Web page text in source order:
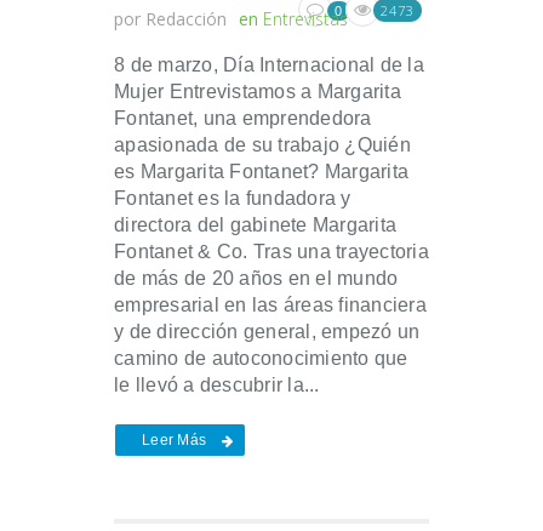
por Redacción en Entrevistas
0 2473
8 de marzo, Día Internacional de la
Mujer Entrevistamos a Margarita
Fontanet, una emprendedora
apasionada de su trabajo ¿Quién
es Margarita Fontanet? Margarita
Fontanet es la fundadora y
directora del gabinete Margarita
Fontanet & Co. Tras una trayectoria
de más de 20 años en el mundo
empresarial en las áreas financiera
y de dirección general, empezó un
camino de autoconocimiento que
le llevó a descubrir la...
Leer Más